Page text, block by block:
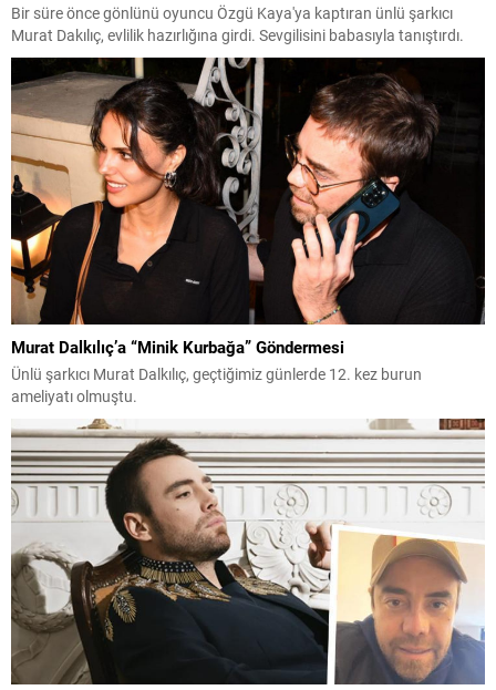
Bir süre önce gönlünü oyuncu Özgü Kaya'ya kaptıran ünlü şarkıcı
Murat Dakılıç, evlilik hazırlığına girdi. Sevgilisini babasıyla tanıştırdı.
Murat Dalkılıç’a “Minik Kurbağa” Göndermesi
Ünlü şarkıcı Murat Dalkılıç, geçtiğimiz günlerde 12. kez burun
ameliyatı olmuştu.